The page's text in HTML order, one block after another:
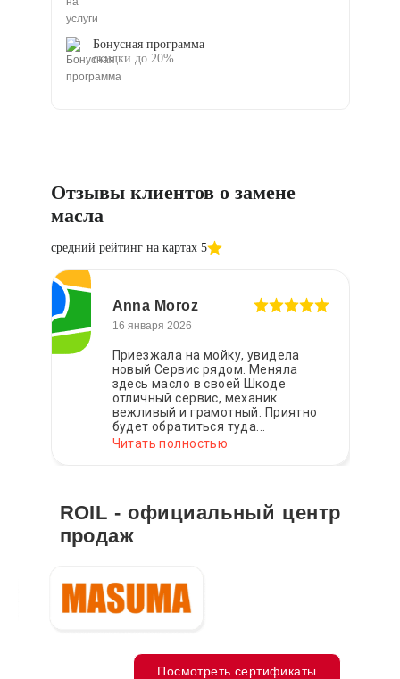
Бонусная программа
скидки до 20%
Отзывы клиентов о замене
масла
средний рейтинг на картах 5
Anna Moroz
16 января 2026
Приезжала на мойку, увидела
новый Сервис рядом. Меняла
здесь масло в своей Шкоде
отличный сервис, механик
вежливый и грамотный. Приятно
будет обратиться туда...
Читать полностью
ROIL - официальный центр
продаж
Посмотреть сертификаты